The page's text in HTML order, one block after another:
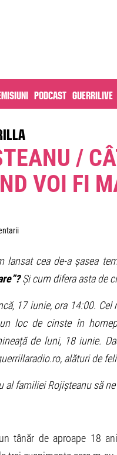
Podcast Guerrilive
/
VOI FI
lansat cea de-a șasea
Și cum difera asta de
17 iunie, ora 14:00.
loc de cinste în
de luni, 18 iunie.
alături de
al familiei Rojișteanu să
tânăr de aproape 18